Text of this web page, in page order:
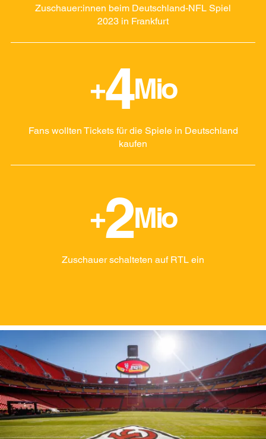
Zuschauer:innen beim Deutschland-NFL Spiel
2023 in Frankfurt
+4Mio
Fans wollten Tickets für die Spiele in Deutschland
kaufen
+2Mio
Zuschauer schalteten auf RTL ein